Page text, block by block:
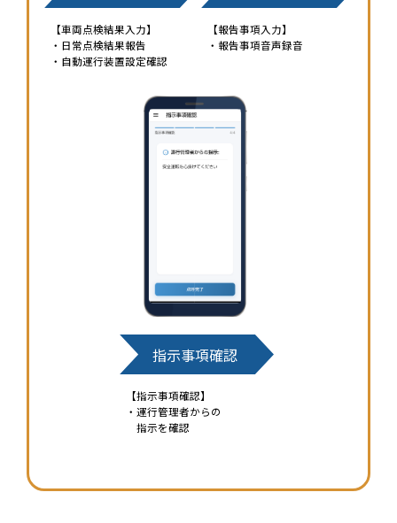
【車両点検結果入力】
・日常点検結果報告
・自動運行装置設定確認
【報告事項入力】
・報告事項音声録音
指示事項確認
【指示事項確認】
・運行管理者からの
指示を確認